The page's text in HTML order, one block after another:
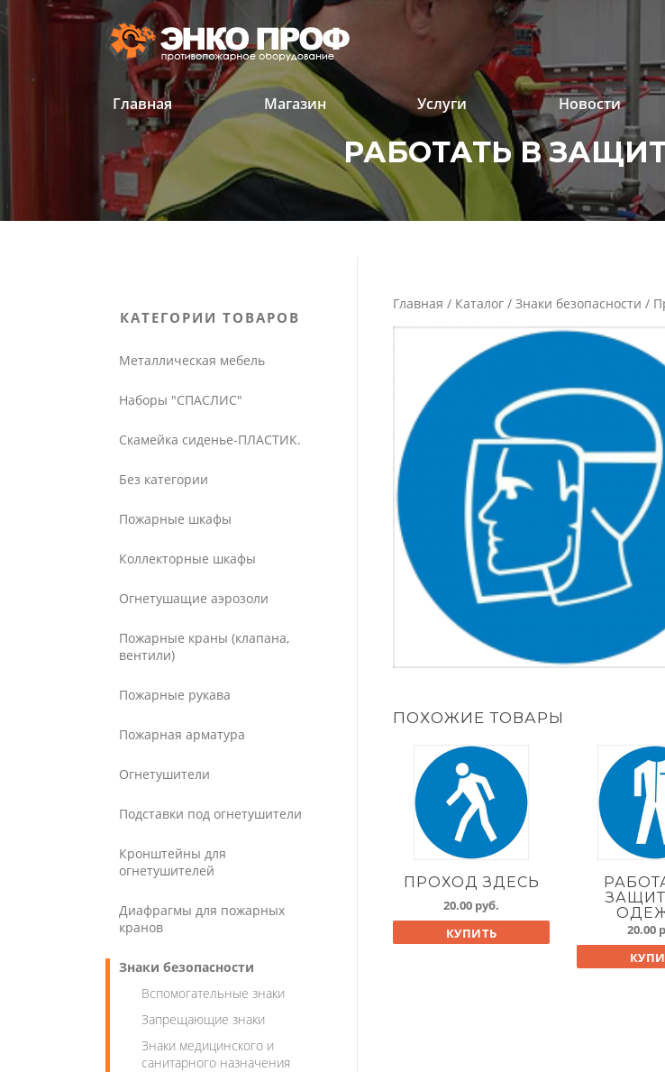
Перейти
к
Главная Магазин Услуги Новости
РАБОТАТЬ В
'
Главная / Каталог / Знаки безопасности /
ПОХОЖИЕ ТОВАРЫ
ПРОХОД ЗДЕСЬ
20.00 руб.
КУПИТЬ
20.00
КАТЕГОРИИ ТОВАРОВ
Металлическая мебель
Наборы "СПАСЛИС"
Скамейка сиденье-ПЛАСТИК.
Без категории
Пожарные шкафы
Коллекторные шкафы
Огнетушащие аэрозоли
Пожарные краны (клапана,
вентили)
Пожарные рукава
Пожарная арматура
Огнетушители
Подставки под огнетушители
Кронштейны для
огнетушителей
Диафрагмы для пожарных
кранов
Знаки безопасности
Вспомогательные знаки
Запрещающие знаки
Знаки медицинского и
санитарного назначения